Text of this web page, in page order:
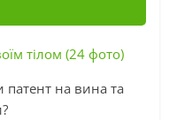
тілом (24 фото)
на вина та